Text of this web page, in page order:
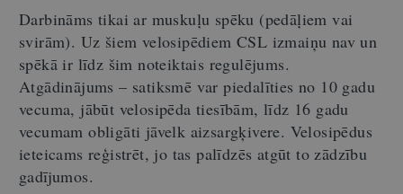
Darbināms tikai ar muskuļu spēku (pedāļiem vai
svirām). Uz šiem velosipēdiem CSL izmaiņu nav un
spēkā ir līdz šim noteiktais regulējums.
Atgādinājums– satiksmē var piedalīties no 10 gadu
vecuma, jābūt velosipēda tiesībām, līdz 16 gadu
vecumam obligāti jāvelk aizsargķivere. Velosipēdus
ieteicams reģistrēt, jo tas palīdzēs atgūt to zādzību
gadījumos.